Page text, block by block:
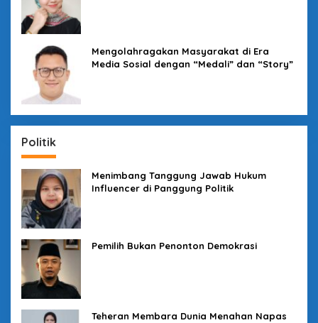
Mengolahragakan Masyarakat di Era
Media Sosial dengan “Medali” dan “Story”
Politik
Menimbang Tanggung Jawab Hukum
Influencer di Panggung Politik
Pemilih Bukan Penonton Demokrasi
Teheran Membara Dunia Menahan Napas